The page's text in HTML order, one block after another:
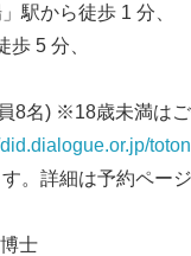
駅から徒歩 1 分、
5 分、
名) ※18歳未満はご
。詳細は予約ページ
士